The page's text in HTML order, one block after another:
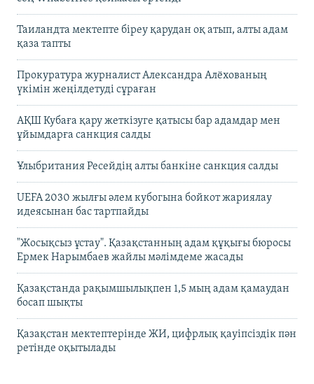
Таиландта мектепте біреу қарудан оқ атып, алты адам
қаза тапты
Прокуратура журналист Александра Алёхованың
үкімін жеңілдетуді сұраған
АҚШ Кубаға қару жеткізуге қатысы бар адамдар мен
ұйымдарға санкция салды
Ұлыбритания Ресейдің алты банкіне санкция салды
UEFA 2030 жылғы әлем кубогына бойкот жариялау
идеясынан бас тартпайды
"Жосықсыз ұстау". Қазақстанның адам құқығы бюросы
Ермек Нарымбаев жайлы мәлімдеме жасады
Қазақстанда рақымшылықпен 1,5 мың адам қамаудан
босап шықты
Қазақстан мектептерінде ЖИ, цифрлық қауіпсіздік пән
ретінде оқытылады